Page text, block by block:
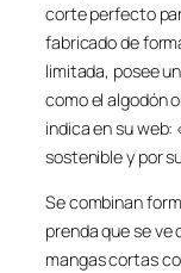
corte perfecto
fabricado de
limitada, posee
como el algodón
indica en su web:
sostenible y por
Se combinan
prenda que se ve
mangas cortas